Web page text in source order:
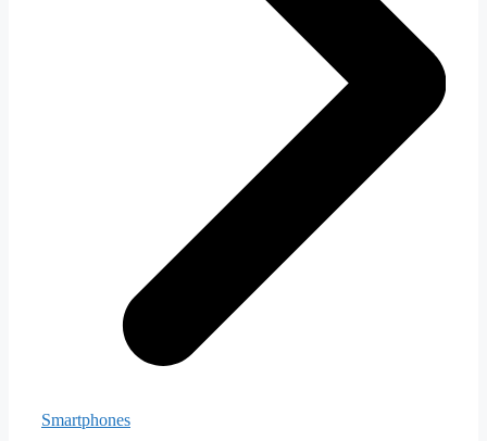
Smartphones